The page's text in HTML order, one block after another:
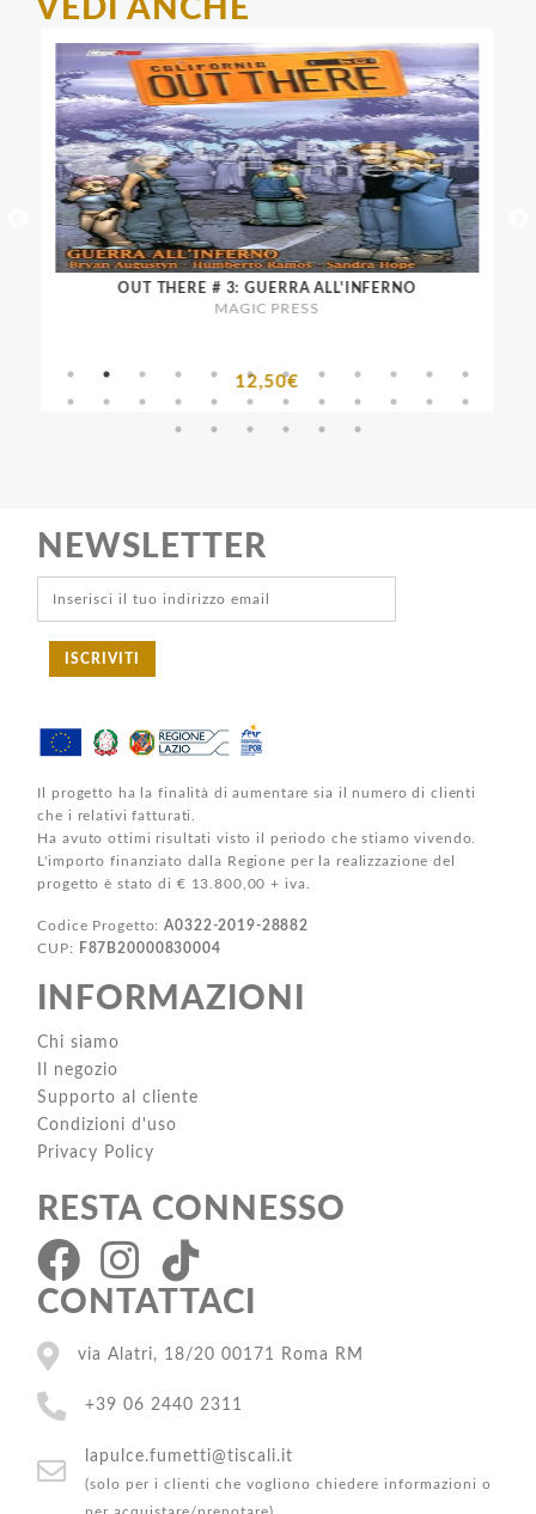
VEDI ANCHE
OUT THERE # 3: GUERRA ALL'INFERNO
MAGIC PRESS
12,50€
NEWSLETTER
ISCRIVITI
Il progetto ha la finalità di aumentare sia il numero di clienti
che i relativi fatturati.
Ha avuto ottimi risultati visto il periodo che stiamo vivendo.
L'importo finanziato dalla Regione per la realizzazione del
progetto è stato di € 13.800,00 + iva.
Codice Progetto:A0322-2019-28882
CUP:
F87B20000830004
INFORMAZIONI
Chi siamo
Il negozio
Supporto al cliente
Condizioni d'uso
Privacy Policy
RESTA CONNESSO
CONTATTACI
via Alatri, 18/20 00171 Roma RM
+39 06 2440 2311
lapulce.fumetti@tiscali.it
(solo per i clienti che vogliono chiedere informazioni o